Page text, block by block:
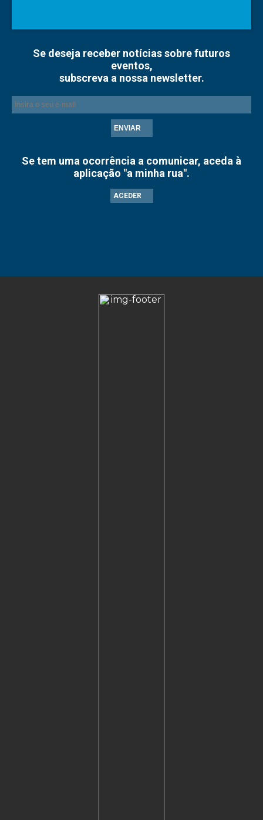
Se deseja receber notícias sobre futuros
eventos,
subscreva a nossa newsletter.
ENVIAR
Se tem uma ocorrência a comunicar, aceda à
aplicação "a minha rua".
ACEDER